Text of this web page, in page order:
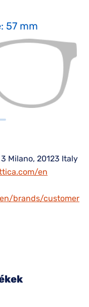
57 mm
Milano, 20123 Italy
en
brands/customer